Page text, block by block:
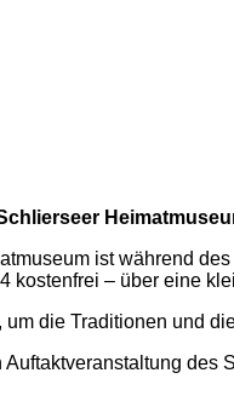
ist während
kostenfrei – über eine
um die Traditionen und
des